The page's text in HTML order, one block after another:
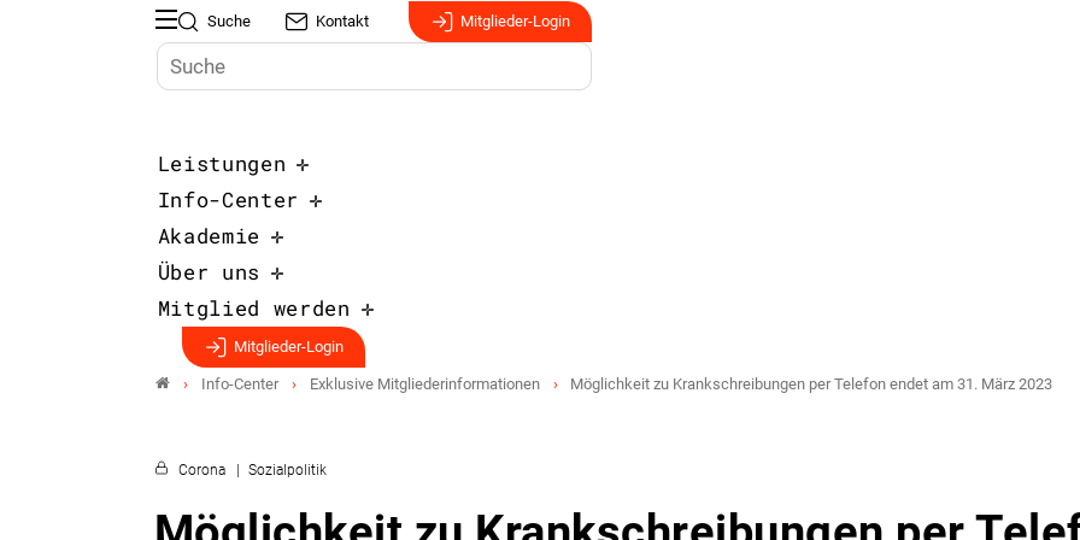
Suche Kontakt Mitglieder-Login
Leistungen
Info-Center
Akademie
Über uns
Mitglied werden
Mitglieder-Login
Info-Center Exklusive Mitgliederinformationen Möglichkeit zu Krankschreibungen per Telefon endet am 31. März 2023
Corona Sozialpolitik